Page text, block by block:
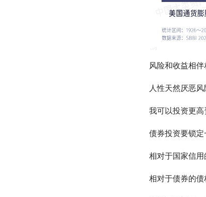
风险和收益相伴
人性天然厌恶
我可以投资更高
债券投资要锁
相对于国家信用
相对于债券的